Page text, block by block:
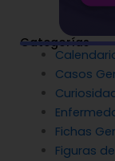
Categorías
Casos
Fichas
Figuras